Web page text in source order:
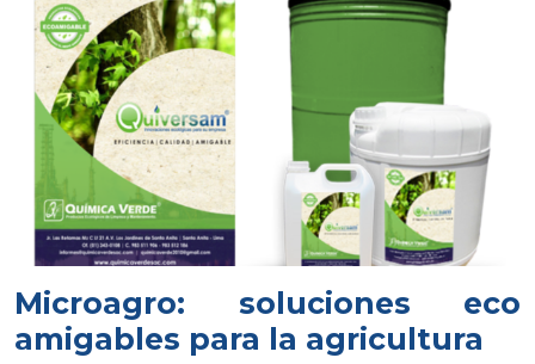
Microagro: soluciones eco
amigables para la agricultura